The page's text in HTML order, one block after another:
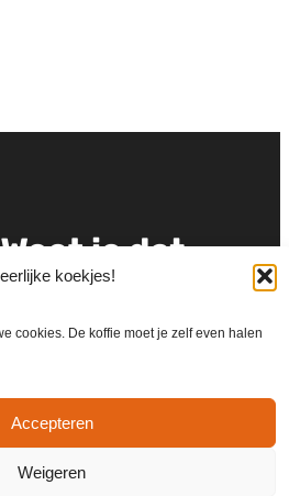
koekjes!
cookies. De koffie moet je zelf even halen
Accepteren
Weigeren